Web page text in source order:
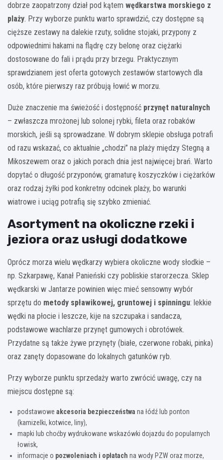
dobrze zaopatrzony dział pod kątem wędkarstwa morskiego z
plaży. Przy wyborze punktu warto sprawdzić, czy dostępne są
cięższe zestawy na dalekie rzuty, solidne stojaki, przypony z
odpowiednimi hakami na flądrę czy belonę oraz ciężarki
dostosowane do fali i prądu przy brzegu. Praktycznym
sprawdzianem jest oferta gotowych zestawów startowych dla
osób, które pierwszy raz próbują łowić w morzu.
Duże znaczenie ma świeżość i dostępność przynęt naturalnych
– zwłaszcza mrożonej lub solonej rybki, fileta oraz robaków
morskich, jeśli są sprowadzane. W dobrym sklepie obsługa potrafi
od razu wskazać, co aktualnie „chodzi” na plaży między Stegną a
Mikoszewem oraz o jakich porach dnia jest najwięcej brań. Warto
dopytać o długość przyponów, gramaturę koszyczków i ciężarków
oraz rodzaj żyłki pod konkretny odcinek plaży, bo warunki
wiatrowe i uciąg potrafią się szybko zmieniać.
Asortyment na okoliczne rzeki i
jeziora oraz usługi dodatkowe
Oprócz morza wielu wędkarzy wybiera okoliczne wody słodkie –
np. Szkarpawę, Kanał Panieński czy pobliskie starorzecza. Sklep
wędkarski w Jantarze powinien więc mieć sensowny wybór
sprzętu do metody spławikowej, gruntowej i spinningu: lekkie
wędki na płocie i leszcze, kije na szczupaka i sandacza,
podstawowe wachlarze przynęt gumowych i obrotówek.
Przydatne są także żywe przynęty (białe, czerwone robaki, pinka)
oraz zanęty dopasowane do lokalnych gatunków ryb.
Przy wyborze punktu sprzedaży warto zwrócić uwagę, czy na
miejscu dostępne są:
podstawowe akcesoria bezpieczeństwa na łódź lub ponton
(kamizelki, kotwice, liny),
mapki lub choćby wydrukowane wskazówki dojazdu do popularnych
łowisk,
informacje o pozwoleniach i opłatach na wody PZW oraz morze,